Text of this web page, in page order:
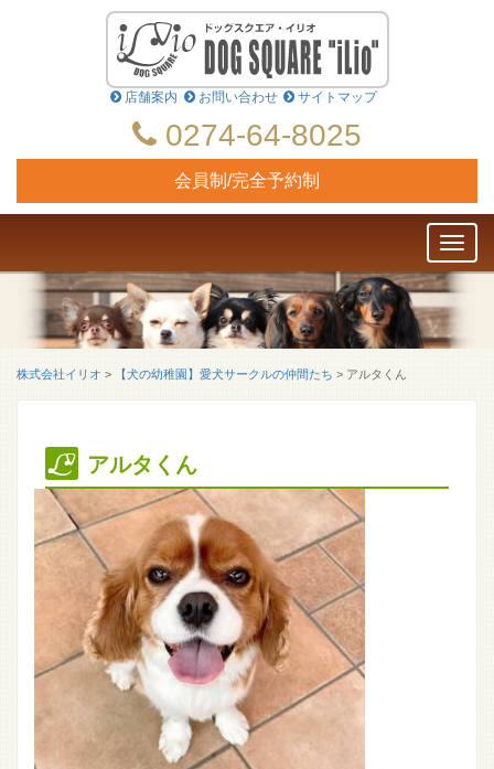
店舗案内 お問い合わせ サイトマップ
0274-64-8025
会員制/完全予約制
株式会社イリオ > 【犬の幼稚園】愛犬サークルの仲間たち > アルタくん
アルタくん